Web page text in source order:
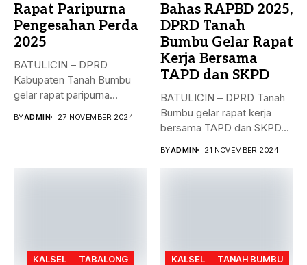
Rapat Paripurna
Pengesahan Perda
2025
BATULICIN – DPRD
Kabupaten Tanah Bumbu
gelar rapat paripurna
BYADMIN 27 NOVEMBER 2024
Bahas RAPBD 2025,
DPRD Tanah
Bumbu Gelar Rapat
Kerja Bersama
TAPD dan SKPD
BATULICIN – DPRD Tanah
Bumbu gelar rapat kerja
bersama TAPD dan SKPD...
BYADMIN 21 NOVEMBER 2024
KALSEL TABALONG KALSEL TANAH BUMBU